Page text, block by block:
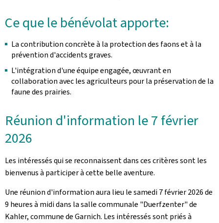
Ce que le bénévolat apporte:
La contribution concrète à la protection des faons et à la
prévention d'accidents graves.
L'intégration d'une équipe engagée, œuvrant en
collaboration avec les agriculteurs pour la préservation de la
faune des prairies.
Réunion d'information le 7 février
2026
Les intéressés qui se reconnaissent dans ces critères sont les
bienvenus à participer à cette belle aventure.
Une réunion d'information aura lieu le samedi 7 février 2026 de
9 heures à midi dans la salle communale "Duerfzenter" de
Kahler, commune de Garnich. Les intéressés sont priés à